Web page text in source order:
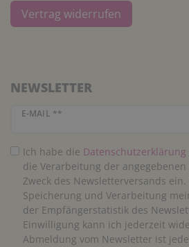
Vertrag widerrufen
NEWSLETTER
E-MAIL **
Newsletter Honig
Ich habe die Daten­schutz­erklärung
die Verarbeitung der angegebenen
Zweck des Newsletterversands
Speicherung und Verarbeitung
der Empfängerstatistik des
Einwilligung kann ich jederzeit
Abmeldung vom Newsletter ist